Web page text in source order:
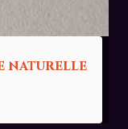
naturelle